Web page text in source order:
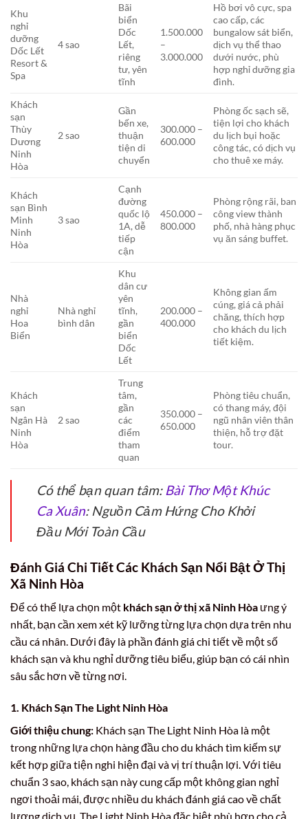
Khu
nghỉ
dưỡng
Dốc Lết
Resort &
Spa
4 sao
Bãi
biển
Dốc
Lết,
riêng
tư, yên
tĩnh
1.500.000
–
3.000.000
Hồ bơi vô cực, spa
cao cấp, các
bungalow sát biển,
dịch vụ thể thao
dưới nước, phù
hợp nghỉ dưỡng gia
đình.
Khách
sạn
Thùy
Dương
Ninh
Hòa
2 sao
Gần
bến xe,
thuận
tiện di
chuyển
300.000 –
600.000
Phòng ốc sạch sẽ,
tiện lợi cho khách
du lịch bụi hoặc
công tác, có dịch vụ
cho thuê xe máy.
Khách
sạn Bình
Minh
Ninh
Hòa
3 sao
Cạnh
đường
quốc lộ
1A, dễ
tiếp
cận
450.000 –
800.000
Phòng rộng rãi, ban
công view thành
phố, nhà hàng phục
vụ ăn sáng buffet.
Nhà
nghỉ
Hoa
Biển
Nhà nghỉ
bình dân
Khu
dân cư
yên
tĩnh,
gần
biển
Dốc
Lết
200.000 –
400.000
Không gian ấm
cúng, giá cả phải
chăng, thích hợp
cho khách du lịch
tiết kiệm.
Khách
sạn
Ngân Hà
Ninh
Hòa
2 sao
Trung
tâm,
gần
các
điểm
tham
quan
350.000 –
650.000
Phòng tiêu chuẩn,
có thang máy, đội
ngũ nhân viên thân
thiện, hỗ trợ đặt
tour.
Có thể bạn quan tâm: Bài Thơ Một Khúc
Ca Xuân: Nguồn Cảm Hứng Cho Khởi
Đầu Mới Toàn Cầu
Đánh Giá Chi Tiết Các Khách Sạn Nổi Bật Ở Thị
Xã Ninh Hòa
Để có thể lựa chọn một khách sạn ở thị xã Ninh Hòa ưng ý
nhất, bạn cần xem xét kỹ lưỡng từng lựa chọn dựa trên nhu
cầu cá nhân. Dưới đây là phần đánh giá chi tiết về một số
khách sạn và khu nghỉ dưỡng tiêu biểu, giúp bạn có cái nhìn
sâu sắc hơn về từng nơi.
1. Khách Sạn The Light Ninh Hòa
Giới thiệu chung: Khách sạn The Light Ninh Hòa là một
trong những lựa chọn hàng đầu cho du khách tìm kiếm sự
kết hợp giữa tiện nghi hiện đại và vị trí thuận lợi. Với tiêu
chuẩn 3 sao, khách sạn này cung cấp một không gian nghỉ
ngơi thoải mái, được nhiều du khách đánh giá cao về chất
lượng dịch vụ. The Light Ninh Hòa đặc biệt phù hợp cho cả